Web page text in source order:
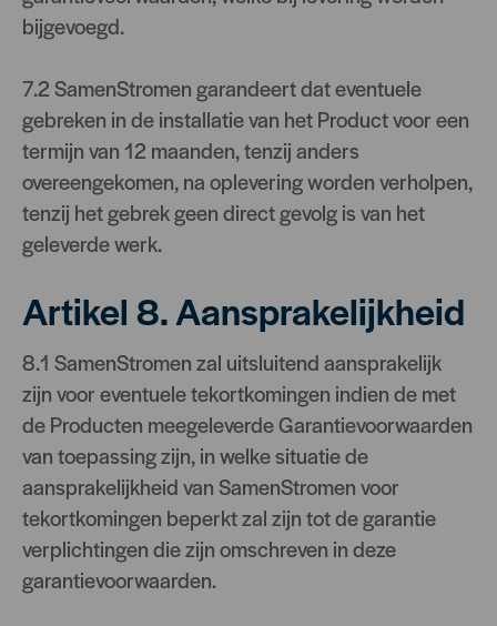
bijgevoegd.
7.2 SamenStromen garandeert dat eventuele
gebreken in de installatie van het Product voor een
termijn van 12 maanden, tenzij anders
overeengekomen, na oplevering worden verholpen,
tenzij het gebrek geen direct gevolg is van het
geleverde werk.
Artikel 8. Aansprakelijkheid
8.1 SamenStromen zal uitsluitend aansprakelijk
zijn voor eventuele tekortkomingen indien de met
de Producten meegeleverde Garantievoorwaarden
van toepassing zijn, in welke situatie de
aansprakelijkheid van SamenStromen voor
tekortkomingen beperkt zal zijn tot de garantie
verplichtingen die zijn omschreven in deze
garantievoorwaarden.